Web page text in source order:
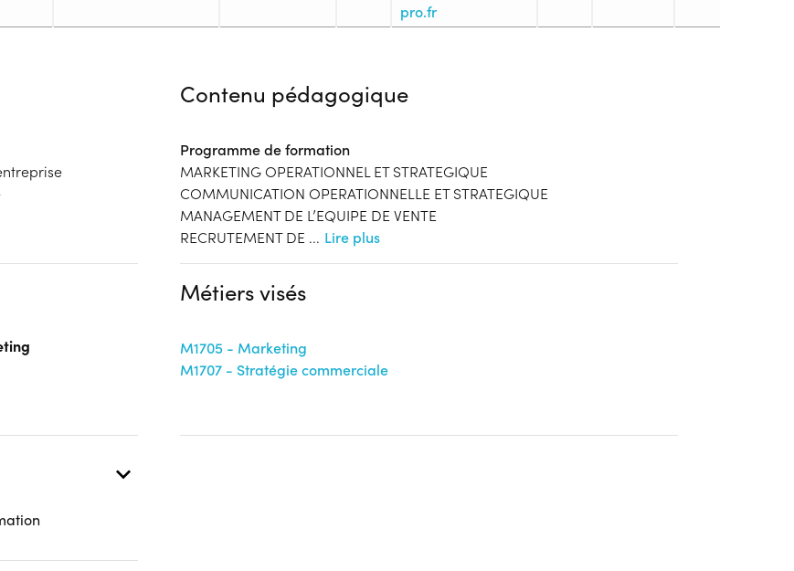
pro.fr
OPCO
Prérequis :
En recherche d'emploi, Tout public
Réunions d'informations
Dossier :
- Contactez l'organisme pour connaitre les modalités de dépôts de dossier
Complément d'information
Contenu pédagogique
Programme de formation
MARKETING OPERATIONNEL ET STRATEGIQUE
COMMUNICATION OPERATIONNELLE ET STRATEGIQUE
MANAGEMENT DE L’EQUIPE DE VENTE
RECRUTEMENT DE ... Lire plus
Métiers visés
M1705 - Marketing
M1707 - Stratégie commerciale